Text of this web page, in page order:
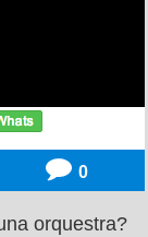
0
orquestra?